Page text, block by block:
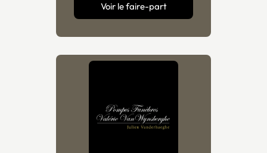
Voir le faire-part